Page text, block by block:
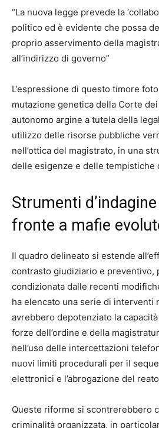
“La nuova legge prevede la
politico ed è evidente che possa
proprio asservimento della
all’indirizzo di governo”
L’espressione di questo timore
mutazione genetica della Corte
autonomo argine a tutela della
utilizzo delle risorse pubbliche
nell’ottica del magistrato, in una
delle esigenze e delle tempistiche
Strumenti
fronte a mafie
Il quadro delineato si estende
contrasto giudiziario e preventivo,
condizionata dalle recenti
ha elencato una serie di interventi
avrebbero depotenziato la
forze dell’ordine e della
nell’uso delle intercettazioni
nuovi limiti procedurali per il
elettronici e l’abrogazione del
Queste riforme si scontrerebbero
criminalità organizzata, in